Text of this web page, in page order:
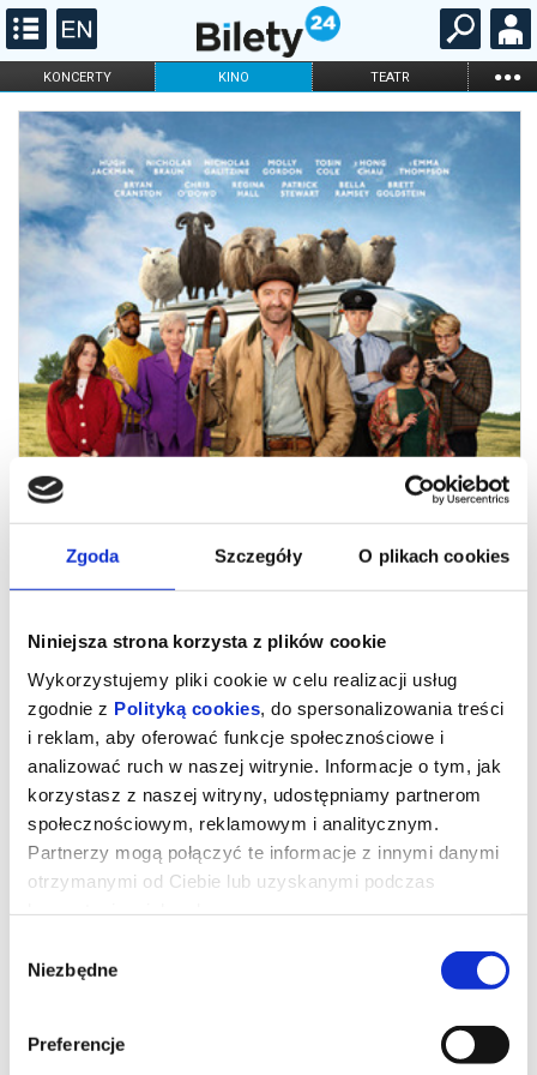
Zgoda Szczegóły O plikach cookies
Niniejsza strona korzysta z plików cookie
Wykorzystujemy pliki cookie w celu realizacji usług
zgodnie z Polityką cookies , do spersonalizowania treści
i reklam, aby oferować funkcje społecznościowe i
analizować ruch w naszej witrynie. Informacje o tym, jak
korzystasz z naszej witryny, udostępniamy partnerom
społecznościowym, reklamowym i analitycznym.
Partnerzy mogą połączyć te informacje z innymi danymi
otrzymanymi od Ciebie lub uzyskanymi podczas
zgody
Niezbędne
Preferencje
KONCERTY KINO TEATR ...
FILHARMONIA OPERA I BALET
DLA DZIECI
KARNETY
Sprawiedliwość owiec
George Hardy (Hugh Jackman) to pasterz, który kocha swoje owce
i hoduje je wyłącznie dla wełny. Każdej nocy czyta im na głos
Kiedy George zostaje znaleziony martwy w tajemniczych